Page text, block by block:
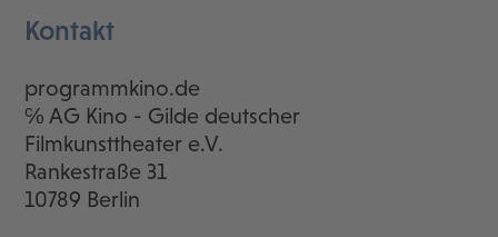
Kontakt
programmkino.de
℅ AG Kino - Gilde deutscher
Filmkunsttheater e.V.
Rankestraße 31
10789 Berlin